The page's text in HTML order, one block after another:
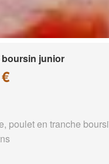
boursin junior
poulet en tranche